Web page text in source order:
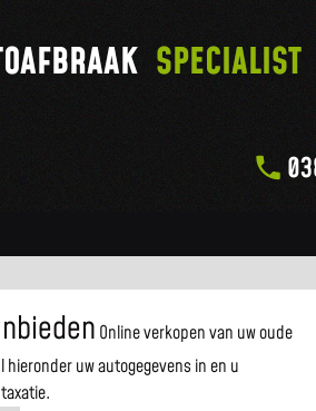
SPECIALIST
Online verkopen van uw oude
hieronder uw autogegevens in en u